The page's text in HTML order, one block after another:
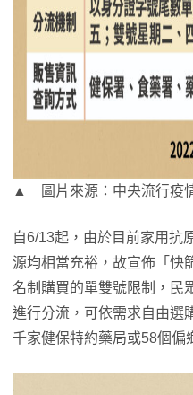
▲ 圖片來源：中央流行疫
自6/13起，由於目前家用抗
源均相當充裕，故宣佈「快
名制購買的單雙號限制，民
進行分流，可依需求自由選
千家健保特約藥局或58個偏